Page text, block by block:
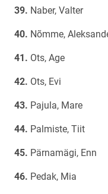
Naber, Valter
Nõmme,
Ots, Age
Ots, Evi
Pajula, Mare
Palmiste, Tiit
Pärnamägi,
Pedak, Mia